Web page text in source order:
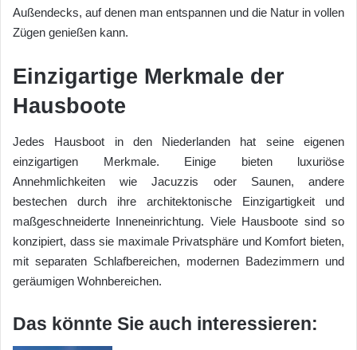
Außendecks, auf denen man entspannen und die Natur in vollen
Zügen genießen kann.
Einzigartige Merkmale der
Hausboote
Jedes Hausboot in den Niederlanden hat seine eigenen
einzigartigen Merkmale. Einige bieten luxuriöse
Annehmlichkeiten wie Jacuzzis oder Saunen, andere
bestechen durch ihre architektonische Einzigartigkeit und
maßgeschneiderte Inneneinrichtung. Viele Hausboote sind so
konzipiert, dass sie maximale Privatsphäre und Komfort bieten,
mit separaten Schlafbereichen, modernen Badezimmern und
geräumigen Wohnbereichen.
Das könnte Sie auch interessieren: